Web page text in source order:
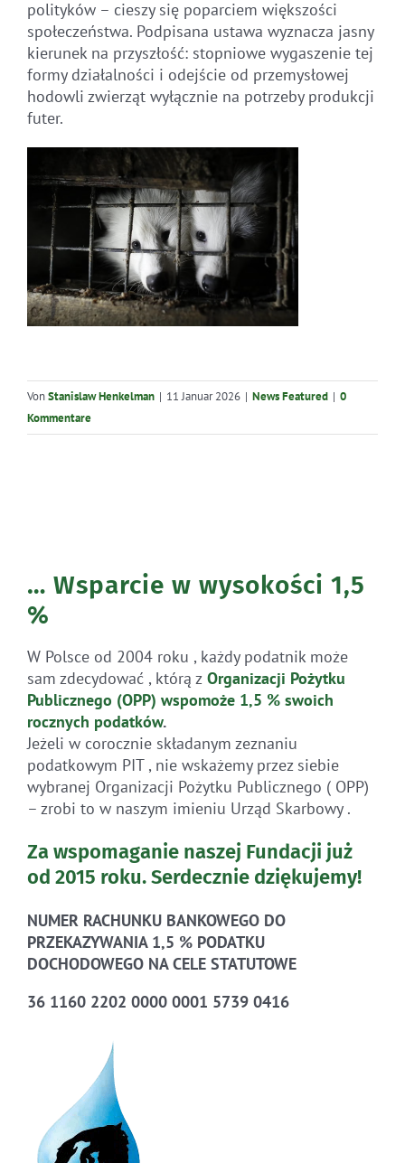
polityków – cieszy się poparciem większości
społeczeństwa. Podpisana ustawa wyznacza jasny
kierunek na przyszłość: stopniowe wygaszenie tej
formy działalności i odejście od przemysłowej
hodowli zwierząt wyłącznie na potrzeby produkcji
futer.
VonStanislaw Henkelman | 11 Januar 2026 | News Featured | 0
Kommentare
… Wsparcie w wysokości 1,5
%
W Polsce od 2004 roku , każdy podatnik może
sam zdecydować , którą zOrganizacji Pożytku
Publicznego (OPP) wspomoże 1,5 % swoich
rocznych podatków.
Jeżeli w corocznie składanym zeznaniu
podatkowym PIT , nie wskażemy przez siebie
wybranej Organizacji Pożytku Publicznego ( OPP)
– zrobi to w naszym imieniu Urząd Skarbowy .
Za wspomaganie naszej Fundacji już
od 2015 roku.Serdecznie dziękujemy!
NUMER RACHUNKU BANKOWEGO DO
PRZEKAZYWANIA 1,5 % PODATKU
DOCHODOWEGO NA CELE STATUTOWE
36 1160 2202 0000 0001 5739 0416